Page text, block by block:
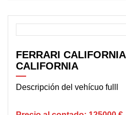
FERRARI CALIFORNIA
CALIFORNIA
Descripción del vehícuo fulll